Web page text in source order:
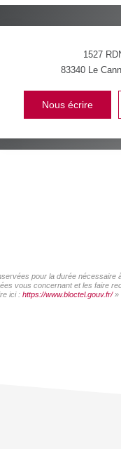
1527
83340 Le
Nous écrire
pour la durée nécessaire
vous concernant et les faire
ici : https://www.bloctel.gouv.fr/»